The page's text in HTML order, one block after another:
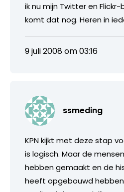
ik nu mijn Twitter en Flickr-
komt dat nog. Heren in
9 juli 2008 om 03:16
ssmeding
KPN kijkt met deze stap
is logisch. Maar de
hebben gemaakt en de
heeft opgebouwd